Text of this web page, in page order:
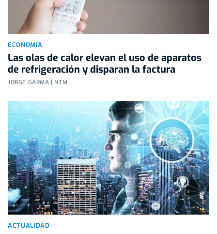
ECONOMÍA
Las olas de calor elevan el uso de aparatos
de refrigeración y disparan la factura
JORGE GARMA | NTM
ACTUALIDAD